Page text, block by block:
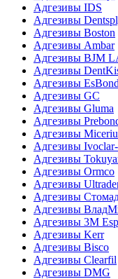
Адгезивы IDS
Адгезивы
Адгезивы Boston
Адгезивы Ambar
Адгезивы BJM
Адгезивы
Адгезивы EsBond
Адгезивы GC
Адгезивы Gluma
Адгезивы
Адгезивы
Адгезивы
Адгезивы
Адгезивы Ormco
Адгезивы
Адгезивы
Адгезивы
Адгезивы 3M
Адгезивы Kerr
Адгезивы Bisco
Адгезивы Clearfil
Адгезивы DMG